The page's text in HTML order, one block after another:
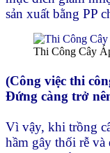
sản xuất bằng PP
Thi Công Cây
(Công việc thi
Đứng càng trở
Vì vậy, khi trồng
hầm gây thối rễ